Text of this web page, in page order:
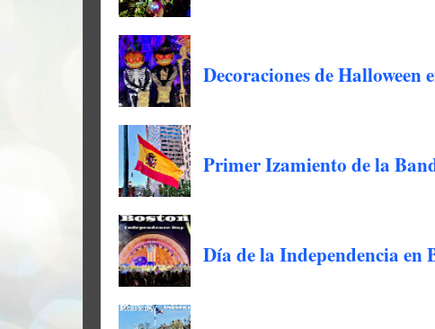
Decoraciones de Halloween
Primer Izamiento de la
Día de la Independencia en